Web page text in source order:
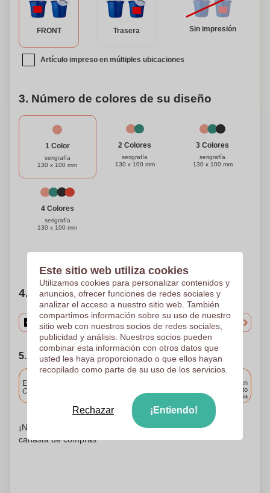
FRONT Trasera Sin impresión
Artículo impreso en múltiples ubicaciones
3. Número de colores de su diseño
1 Color
serigrafía
130 x 100 mm
2 Colores
serigrafía
130 x 100 mm
3 Colores
serigrafía
130 x 100 mm
4 Colores
serigrafía
130 x 100 mm
4. Elige tu cantidad
5. Elija su fecha de envío
Entrega estándar
Cargue y apruebe sus archivos antes de las 9.30 a.m.
Entrega en
cualquier punto
de España
¡No te preocupes! Simplemente suba sus archivos a la
canasta de compras
Este sitio web utiliza cookies
Utilizamos cookies para personalizar contenidos y
anuncios, ofrecer funciones de redes sociales y
analizar el acceso a nuestro sitio web. También
compartimos información sobre su uso de nuestro
sitio web con nuestros socios de redes sociales,
publicidad y análisis. Nuestros socios pueden
combinar esta información con otros datos que
usted les haya proporcionado o que ellos hayan
recopilado como parte de su uso de los servicios.
Rechazar ¡Entiendo!